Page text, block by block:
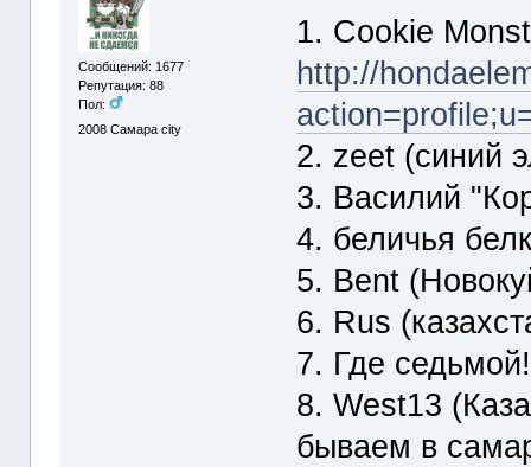
Сообщений: 1677
Репутация: 88
Пол:
2008 Самара city
1. Cookie
http://
2. zeet (синий
3. Василий
4. беличья
5. Bent
6. Rus
7. Где
8. West13
бываем в